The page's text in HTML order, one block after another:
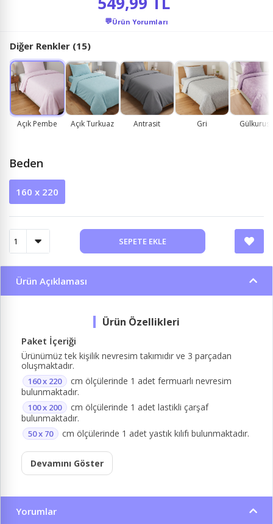
💬Ürün Yorumları
Diğer Renkler (15)
Açık Pembe Açık Turkuaz Antrasit Gri
Beden
160 x 220
SEPETE EKLE
Ürün Açıklaması
Paket İçeriği
Ürünümüz tek kişilik nevresim takımıdır ve 3 parçadan
oluşmaktadır.
160 x 220
cm ölçülerinde 1 adet fermuarlı nevresim
bulunmaktadır.
100 x 200
cm ölçülerinde 1 adet lastikli çarşaf
bulunmaktadır.
50 x 70 cm ölçülerinde 1 adet yastık kılıfı bulunmaktadır.
Devamını Göster
Yorumlar